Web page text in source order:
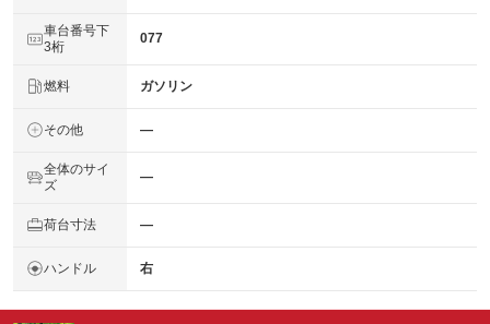
車台番号下
3桁
077
燃料 ガソリン
その他 ―
全体のサイ
ズ
―
荷台寸法 ―
ハンドル 右